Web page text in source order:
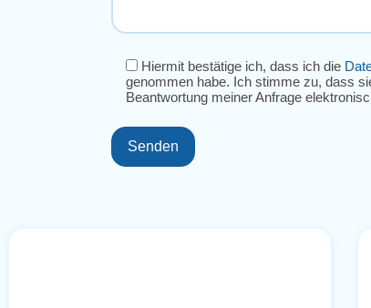
Hiermit bestätige ich, dass ich die
genommen habe. Ich stimme zu, dass
Beantwortung meiner Anfrage